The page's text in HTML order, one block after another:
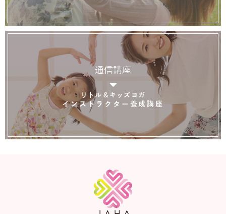
通信講座
リトル＆キッズヨガ
インストラクター養成講座